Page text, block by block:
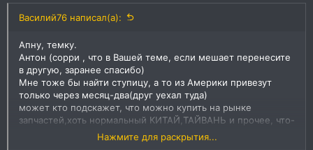
Василий76 написал(а):
Апну, темку.
Антон (сорри , что в Вашей теме, если мешает перенесите
в другую, заранее спасибо)
Мне тоже бы найти ступицу, а то из Америки привезут
только через месяц-два(друг уехал туда)
может кто подскажет, что можно купить на рынке
запчастей,хоть нормальный КИТАЙ,ТАЙВАНЬ и прочее, что-
бы хотя бы до весны протянуть, а там уже и тимкены
Нажмите для раскрытия...